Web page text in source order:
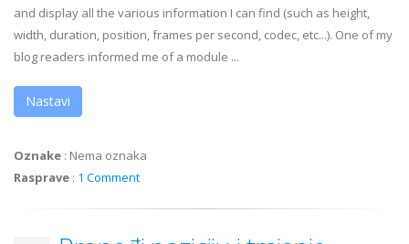
and display all the various information I can find (such as height,
width, duration, position, frames per second, codec, etc...). One of my
blog readers informed me of a module ...
Nastavi
Oznake : Nema oznaka
Rasprave : 1 Comment